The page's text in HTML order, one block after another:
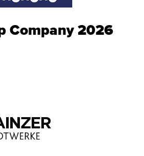
Company 2026